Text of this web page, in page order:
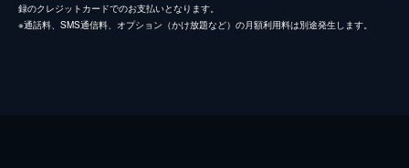
録のクレジットカードでのお支払いとなります。
※通話料、SMS通信料、オプション（かけ放題など）の月額利用料は別途発生します。